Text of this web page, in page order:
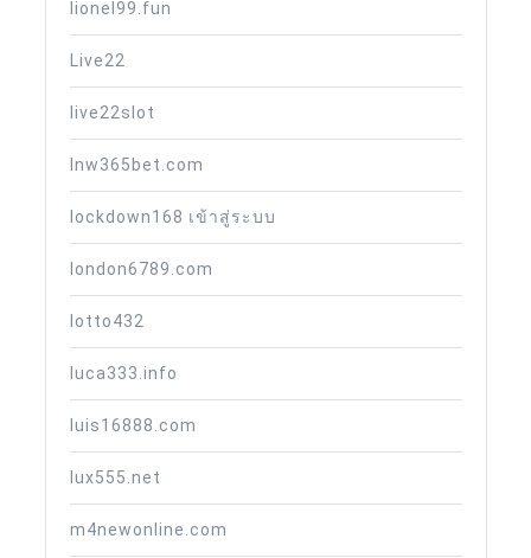
lionel99.fun
Live22
live22slot
lnw365bet.com
lockdown168 เข้าสู่ระบบ
london6789.com
lotto432
luca333.info
luis16888.com
lux555.net
m4newonline.com